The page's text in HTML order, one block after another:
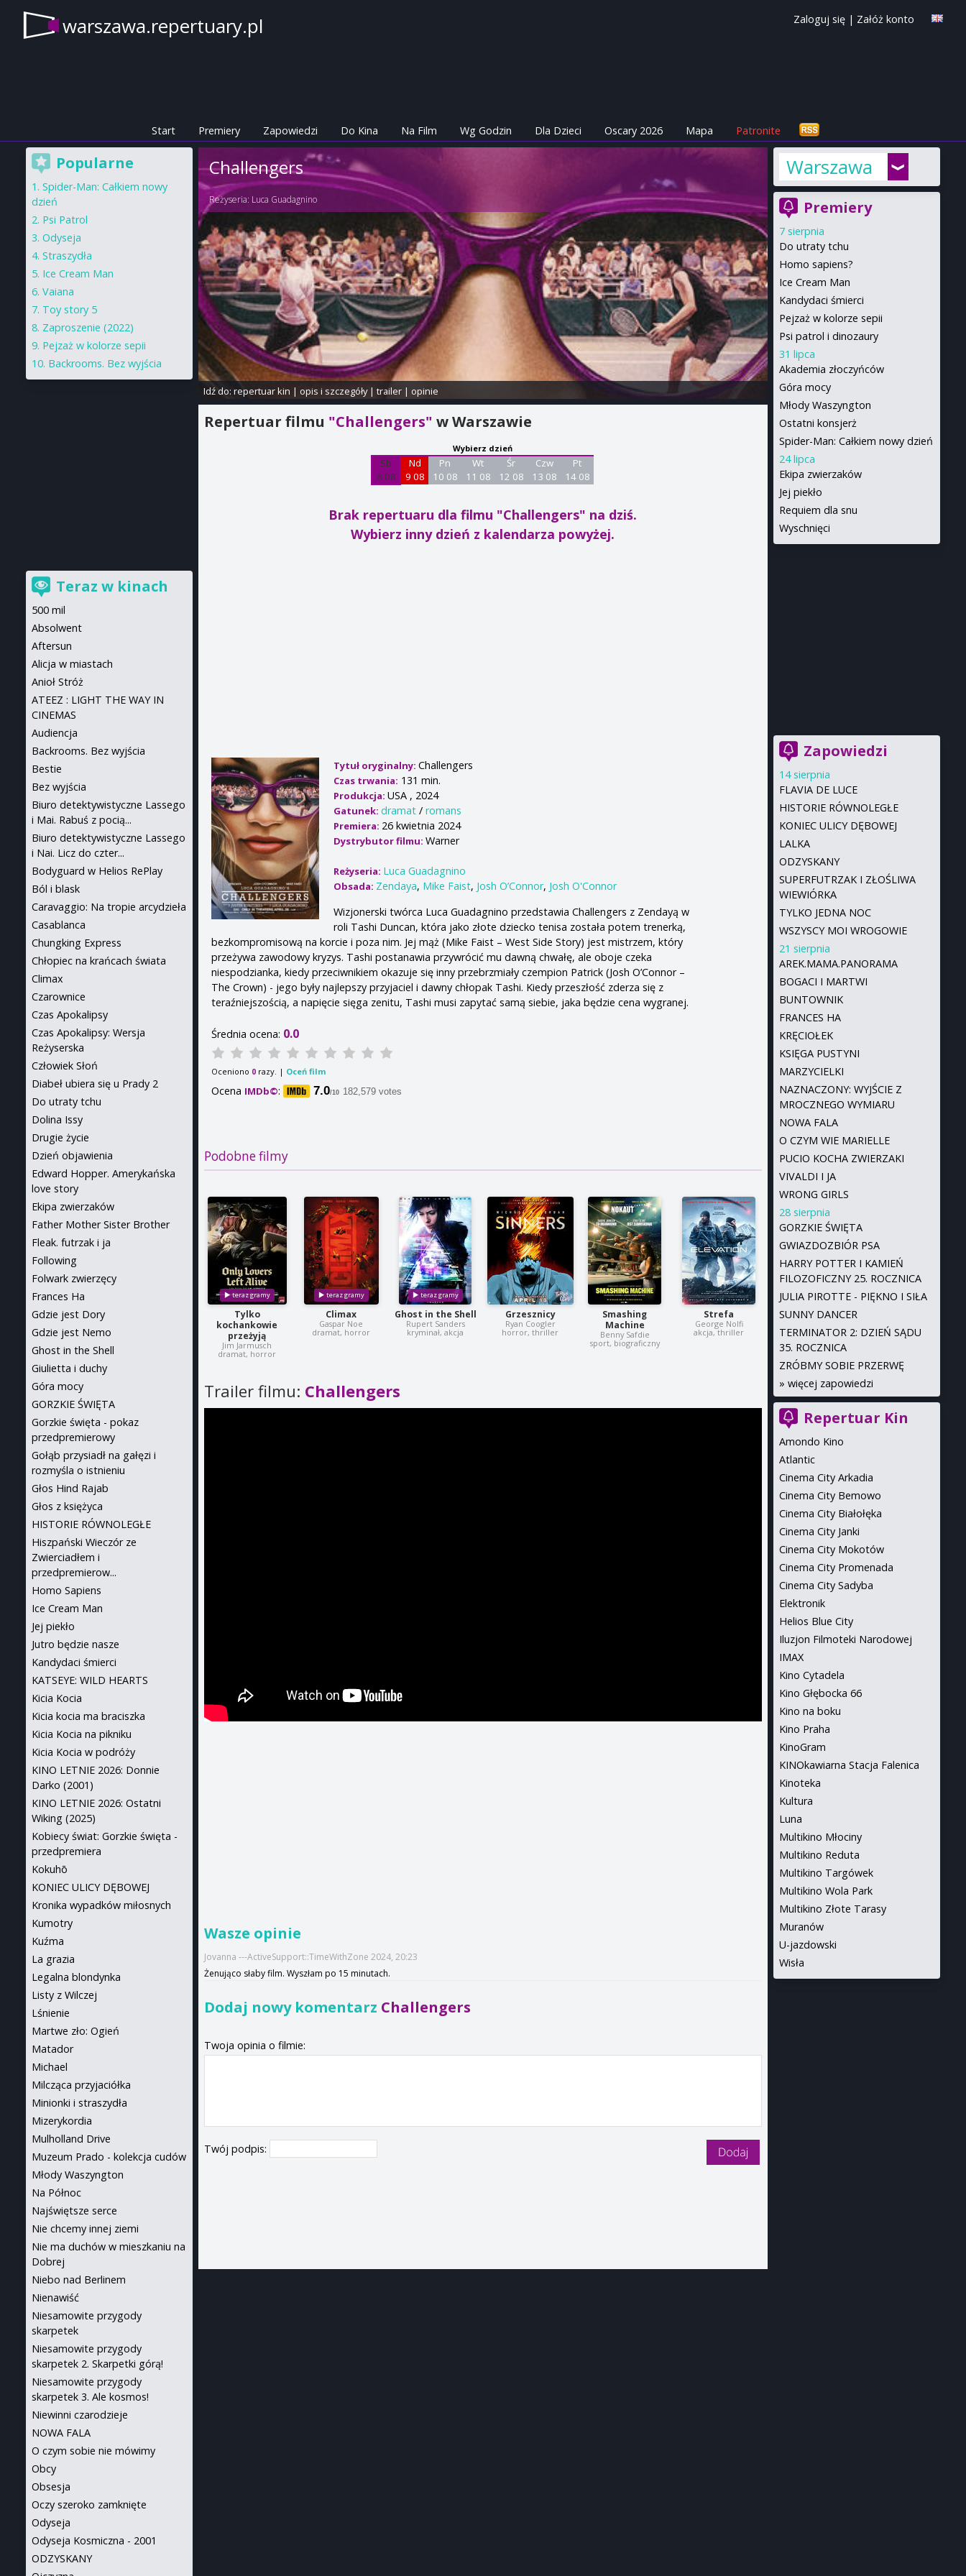
warszawa.repertuary.pl Zaloguj się | Załóż konto
Start Premiery Zapowiedzi Do Kina Na Film Wg Godzin Dla Dzieci Oscary 2026 Mapa Patronite
Challengers
Reżyseria: Luca Guadagnino
Idź do: repertuar kin | opis i szczegóły| trailer| opinie
Repertuar filmu "Challengers"w Warszawie
Wybierz dzień
Sb
8 08
Nd
9 08
Pn
10 08
Wt
11 08
Śr
12 08
Czw
13 08
Pt
14 08
Brak repertuaru dla filmu "Challengers" na dziś.
Wybierz inny dzień z kalendarza powyżej.
Tytuł oryginalny:Challengers
Czas trwania: 131 min.
Produkcja:USA , 2024
Gatunek:dramat /romans
Premiera: 26 kwietnia 2024
Dystrybutor filmu:Warner
Reżyseria: Luca Guadagnino
Obsada: Zendaya, Mike Faist, Josh O’Connor, Josh O'Connor
Wizjonerski twórca Luca Guadagnino przedstawia Challengers z Zendayą w
roli Tashi Duncan, która jako złote dziecko tenisa została potem trenerką,
bezkompromisową na korcie i poza nim. Jej mąż (Mike Faist – West Side Story) jest mistrzem, który
przeżywa zawodowy kryzys. Tashi postanawia przywrócić mu dawną chwałę, ale oboje czeka
niespodzianka, kiedy przeciwnikiem okazuje się inny przebrzmiały czempion Patrick (Josh O’Connor –
The Crown) - jego były najlepszy przyjaciel i dawny chłopak Tashi. Kiedy przeszłość zderza się z
teraźniejszością, a napięcie sięga zenitu, Tashi musi zapytać samą siebie, jaka będzie cena wygranej.
Średnia ocena: 0.0
Oceniono 0 razy. | Oceń film
Ocena IMDb©: 7.0/10 182,579 votes
Podobne filmy
Tylko
kochankowie
przeżyją
Jim Jarmusch
dramat, horror
Climax
Gaspar Noe
dramat, horror
Ghost in the Shell
Rupert Sanders
kryminał, akcja
Grzesznicy
Ryan Coogler
horror, thriller
Smashing
Machine
Benny Safdie
sport, biograficzny
Strefa
George Nolfi
akcja, thriller
Trailer filmu: Challengers
Wasze opinie
Jovanna ---ActiveSupport::TimeWithZone 2024, 20:23
Żenująco słaby film. Wyszłam po 15 minutach.
Dodaj nowy komentarz Challengers
Twoja opinia o filmie:
Twój podpis:
Warszawa
Premiery
7 sierpnia
Do utraty tchu
Homo sapiens?
Ice Cream Man
Kandydaci śmierci
Pejzaż w kolorze sepii
Psi patrol i dinozaury
31 lipca
Akademia złoczyńców
Góra mocy
Młody Waszyngton
Ostatni konsjerż
Spider-Man: Całkiem nowy dzień
24 lipca
Ekipa zwierzaków
Jej piekło
Requiem dla snu
Wyschnięci
Zapowiedzi
14 sierpnia
FLAVIA DE LUCE
HISTORIE RÓWNOLEGŁE
KONIEC ULICY DĘBOWEJ
LALKA
ODZYSKANY
SUPERFUTRZAK I ZŁOŚLIWA
WIEWIÓRKA
TYLKO JEDNA NOC
WSZYSCY MOI WROGOWIE
21 sierpnia
AREK.MAMA.PANORAMA
BOGACI I MARTWI
BUNTOWNIK
FRANCES HA
KRĘCIOŁEK
KSIĘGA PUSTYNI
MARZYCIELKI
NAZNACZONY: WYJŚCIE Z
MROCZNEGO WYMIARU
NOWA FALA
O CZYM WIE MARIELLE
PUCIO KOCHA ZWIERZAKI
VIVALDI I JA
WRONG GIRLS
28 sierpnia
GORZKIE ŚWIĘTA
GWIAZDOZBIÓR PSA
HARRY POTTER I KAMIEŃ
FILOZOFICZNY 25. ROCZNICA
JULIA PIROTTE - PIĘKNO I SIŁA
SUNNY DANCER
TERMINATOR 2: DZIEŃ SĄDU
35. ROCZNICA
ZRÓBMY SOBIE PRZERWĘ
» więcej zapowiedzi
Repertuar Kin
Amondo Kino
Atlantic
Cinema City Arkadia
Cinema City Bemowo
Cinema City Białołęka
Cinema City Janki
Cinema City Mokotów
Cinema City Promenada
Cinema City Sadyba
Elektronik
Helios Blue City
Iluzjon Filmoteki Narodowej
IMAX
Kino Cytadela
Kino Głębocka 66
Kino na boku
Kino Praha
KinoGram
KINOkawiarna Stacja Falenica
Kinoteka
Kultura
Luna
Multikino Młociny
Multikino Reduta
Multikino Targówek
Multikino Wola Park
Multikino Złote Tarasy
Muranów
U-jazdowski
Wisła
Popularne
Spider-Man: Całkiem nowy
dzień
Psi Patrol
Odyseja
Straszydła
Ice Cream Man
Vaiana
Toy story 5
Zaproszenie (2022)
Pejzaż w kolorze sepii
Backrooms. Bez wyjścia
Teraz w kinach
500 mil
Absolwent
Aftersun
Alicja w miastach
Anioł Stróż
ATEEZ : LIGHT THE WAY IN
CINEMAS
Audiencja
Backrooms. Bez wyjścia
Bestie
Bez wyjścia
Biuro detektywistyczne Lassego
i Mai. Rabuś z pocią...
Biuro detektywistyczne Lassego
i Nai. Licz do czter...
Bodyguard w Helios RePlay
Ból i blask
Caravaggio: Na tropie arcydzieła
Casablanca
Chungking Express
Chłopiec na krańcach świata
Climax
Czarownice
Czas Apokalipsy
Czas Apokalipsy: Wersja
Reżyserska
Człowiek Słoń
Diabeł ubiera się u Prady 2
Do utraty tchu
Dolina Issy
Drugie życie
Dzień objawienia
Edward Hopper. Amerykańska
love story
Ekipa zwierzaków
Father Mother Sister Brother
Fleak. futrzak i ja
Following
Folwark zwierzęcy
Frances Ha
Gdzie jest Dory
Gdzie jest Nemo
Ghost in the Shell
Giulietta i duchy
Góra mocy
GORZKIE ŚWIĘTA
Gorzkie święta - pokaz
przedpremierowy
Gołąb przysiadł na gałęzi i
rozmyśla o istnieniu
Głos Hind Rajab
Głos z księżyca
HISTORIE RÓWNOLEGŁE
Hiszpański Wieczór ze
Zwierciadłem i
przedpremierow...
Homo Sapiens
Ice Cream Man
Jej piekło
Jutro będzie nasze
Kandydaci śmierci
KATSEYE: WILD HEARTS
Kicia Kocia
Kicia kocia ma braciszka
Kicia Kocia na pikniku
Kicia Kocia w podróży
KINO LETNIE 2026: Donnie
Darko (2001)
KINO LETNIE 2026: Ostatni
Wiking (2025)
Kobiecy świat: Gorzkie święta -
przedpremiera
Kokuhō
KONIEC ULICY DĘBOWEJ
Kronika wypadków miłosnych
Kumotry
Kuźma
La grazia
Legalna blondynka
Listy z Wilczej
Lśnienie
Martwe zło: Ogień
Matador
Michael
Milcząca przyjaciółka
Minionki i straszydła
Mizerykordia
Mulholland Drive
Muzeum Prado - kolekcja cudów
Młody Waszyngton
Na Północ
Najświętsze serce
Nie chcemy innej ziemi
Nie ma duchów w mieszkaniu na
Dobrej
Niebo nad Berlinem
Nienawiść
Niesamowite przygody
skarpetek
Niesamowite przygody
skarpetek 2. Skarpetki górą!
Niesamowite przygody
skarpetek 3. Ale kosmos!
Niewinni czarodzieje
NOWA FALA
O czym sobie nie mówimy
Obcy
Obsesja
Oczy szeroko zamknięte
Odyseja
Odyseja Kosmiczna - 2001
ODZYSKANY